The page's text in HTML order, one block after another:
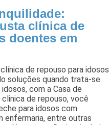
clínica de
doentes em
de repouso para idosos
soluções quando trata-se
com a Casa de
de repouso, você
para idosos com
enfermaria, entre outras